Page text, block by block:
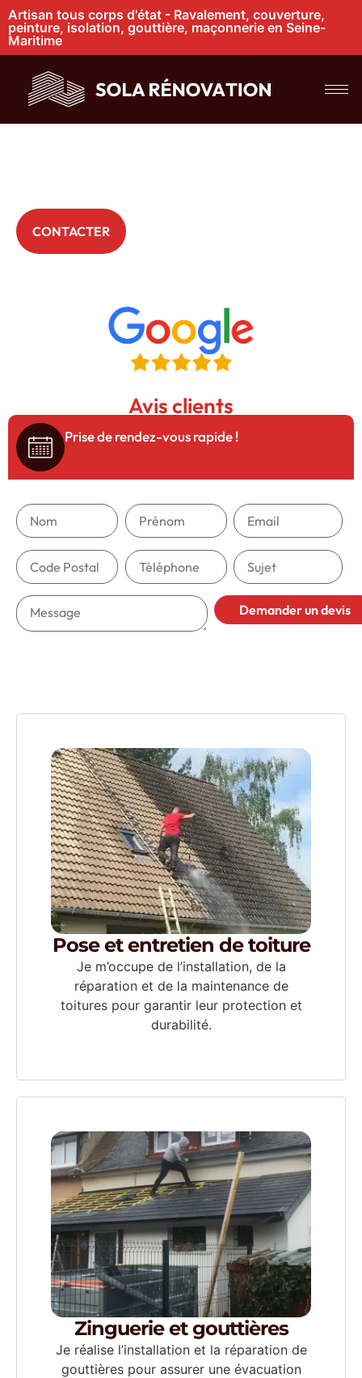
Artisan tous corps d'état - Ravalement, couverture,
peinture, isolation, gouttière, maçonnerie en Seine-
Maritime
Problème
d’étanchéité
CONTACTER
Avis clients
5/5
Prise de rendez-vous rapide !
Pose et entretien de toiture
Je m’occupe de l’installation, de la
réparation et de la maintenance de
toitures pour garantir leur protection et
durabilité.
Zinguerie et gouttières
Je réalise l’installation et la réparation de
gouttières pour assurer une évacuation